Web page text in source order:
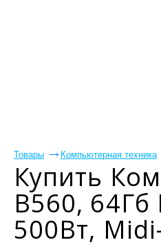
Товары Компьютерная техника
Купить
B560, 64Гб
500Вт,